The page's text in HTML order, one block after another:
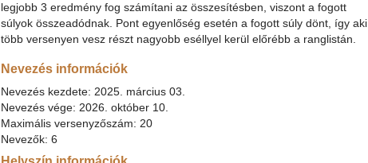
legjobb 3 eredmény fog számítani az összesítésben, viszont a fogott
súlyok összeadódnak. Pont egyenlőség esetén a fogott súly dönt, így aki
több versenyen vesz részt nagyobb eséllyel kerül előrébb a ranglistán.
Nevezés információk
Nevezés kezdete: 2025. március 03.
Nevezés vége: 2026. október 10.
Maximális versenyzőszám: 20
Nevezők: 6